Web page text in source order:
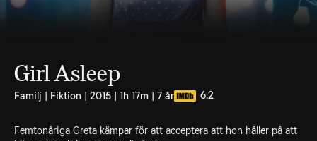
Girl Asleep
Familj | Fiktion | 2015 | 1h 17m | 7 år 6.2
Femtonåriga Greta kämpar för att acceptera att hon håller på att